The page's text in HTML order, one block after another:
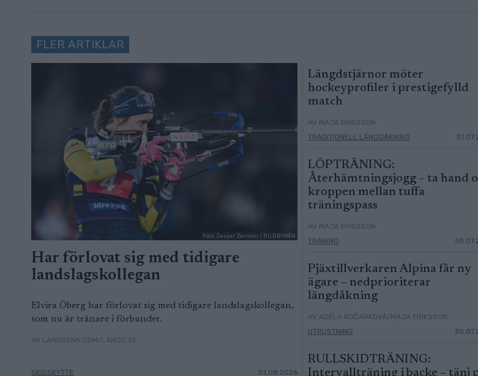
FLER ARTIKLAR
Foto: Jesper Zerman / BILDBYRÅN
Har förlovat sig med tidigare
landslagskollegan
Elvira Öberg har förlovat sig med tidigare landslagskollegan,
som nu är tränare i förbundet.
AV LANGRENN.COM/LANGD.SE
SKIDSKYTTE 01.08.2026
Längdstjärnor möter
hockeyprofiler i prestigefylld
match
AV MAJA ERIKSSON
TRADITIONELL LÄNGDÅKNING
LÖPTRÄNING:
Återhämtningsjogg – ta hand
kroppen mellan tuffa
träningspass
AV MAJA ERIKSSON
TRÄNING
Pjäxtillverkaren Alpina får ny
ägare – nedprioriterar
längdåkning
AV ADÉLA ROČÁRKOVÁ/MAJA ERIKSSON
UTRUSTNING
RULLSKIDTRÄNING:
Intervallträning i backe – tänj